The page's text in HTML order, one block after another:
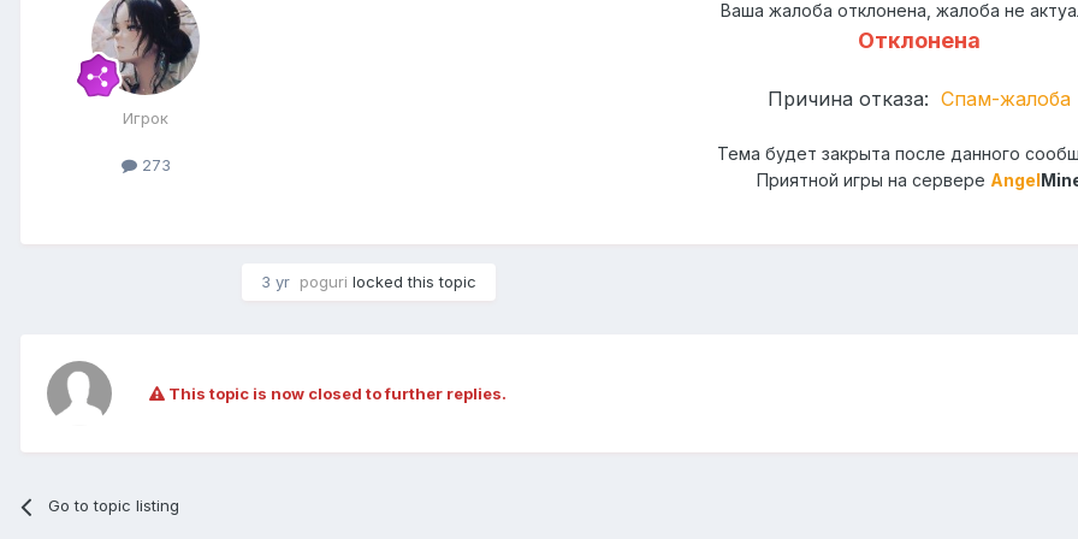
Игрок
273
Ваша жалоба отклонена, жалоба не
Отклонена
Причина отказа: Спам-жалоба
Тема будет закрыта после данного
Приятной игры на сервере Angel
3 yr poguri locked this topic
This topic is now closed to further replies.
Go to topic listing